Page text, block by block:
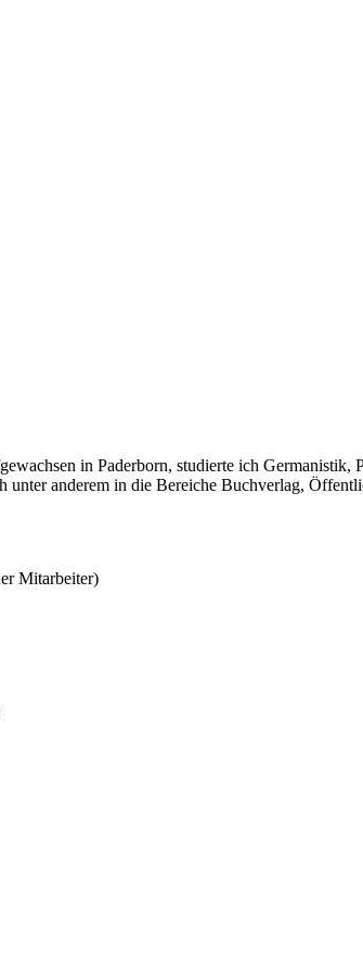
in Paderborn, studierte ich Germanistik,
anderem in die Bereiche Buchverlag,
Mitarbeiter)